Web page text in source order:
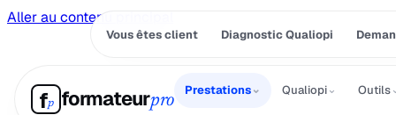
Aller au contenu principal
Vous êtes client Diagnostic Qualiopi
fp formateurpro
Prestations⌄ Qualiopi⌄ Outils